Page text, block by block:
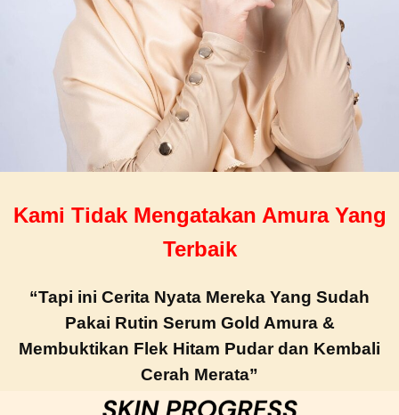
Kami Tidak Mengatakan Amura Yang
Terbaik
“Tapi ini Cerita Nyata Mereka Yang Sudah
Pakai Rutin Serum Gold Amura &
Membuktikan Flek Hitam Pudar dan Kembali
Cerah Merata”